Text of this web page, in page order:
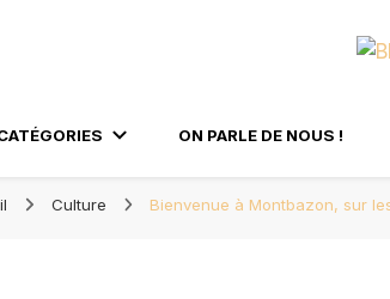
ON PARLE DE NOUS !
Culture Bienvenue à Montbazon, sur